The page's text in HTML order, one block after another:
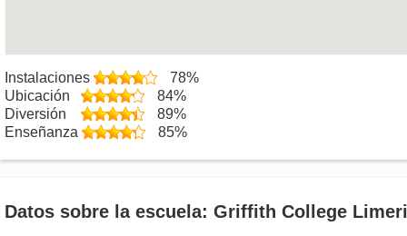
Instalaciones
78%
Ubicación
84%
Diversión
89%
Enseñanza
85%
Datos sobre la escuela: Griffith College